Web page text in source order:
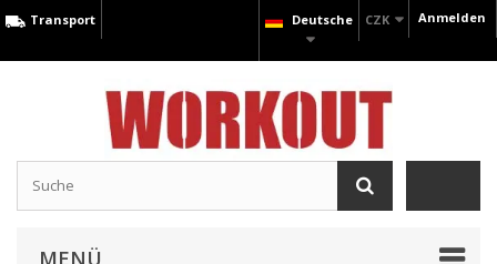
Anmelden
CZK
Deutsche
Transport
MENÜ